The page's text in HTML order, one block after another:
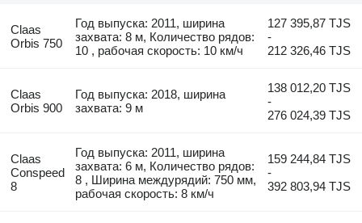
Claas
Orbis 750
Год выпуска: 2011, ширина
захвата: 8 м, Количество рядов:
10 , рабочая скорость: 10 км/ч
127 395,87 TJS
-
212 326,46 TJS
Claas
Orbis 900
Год выпуска: 2018, ширина
захвата: 9 м
138 012,20 TJS
-
276 024,39 TJS
Claas
Conspeed
8
Год выпуска: 2011, ширина
захвата: 6 м, Количество рядов:
8 , Ширина междурядий: 750 мм,
рабочая скорость: 8 км/ч
159 244,84 TJS
-
392 803,94 TJS